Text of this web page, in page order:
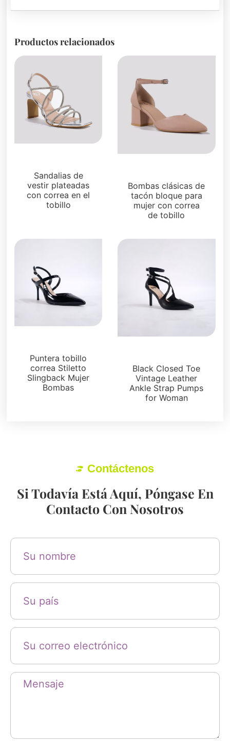
Productos relacionados
Sandalias de
vestir plateadas
con correa en el
tobillo
Bombas clásicas de
tacón bloque para
mujer con correa
de tobillo
Puntera tobillo
correa Stiletto
Slingback Mujer
Bombas
Black Closed Toe
Vintage Leather
Ankle Strap Pumps
for Woman
Contáctenos
Si Todavía Está Aquí, Póngase En
Contacto Con Nosotros